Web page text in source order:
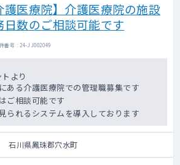
護医療院】介護医療院の施設
数のご相談可能です
番号 : 24-JJ002049
より
ある介護医療院での管理職募集です
ご相談可能です
られるシステムを導入しております
石川県鳳珠郡穴水町